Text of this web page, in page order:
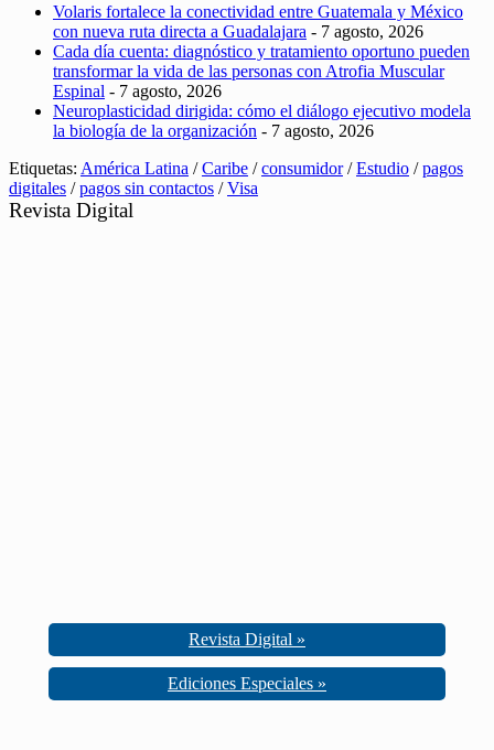
Volaris fortalece la conectividad entre Guatemala y México
con nueva ruta directa a Guadalajara - 7 agosto, 2026
Cada día cuenta: diagnóstico y tratamiento oportuno pueden
transformar la vida de las personas con Atrofia Muscular
Espinal - 7 agosto, 2026
Neuroplasticidad dirigida: cómo el diálogo ejecutivo modela
la biología de la organización - 7 agosto, 2026
Etiquetas: América Latina /Caribe /consumidor/Estudio /pagos
digitales /pagos sin contactos /Visa
Revista Digital
Revista Digital »
Ediciones Especiales »